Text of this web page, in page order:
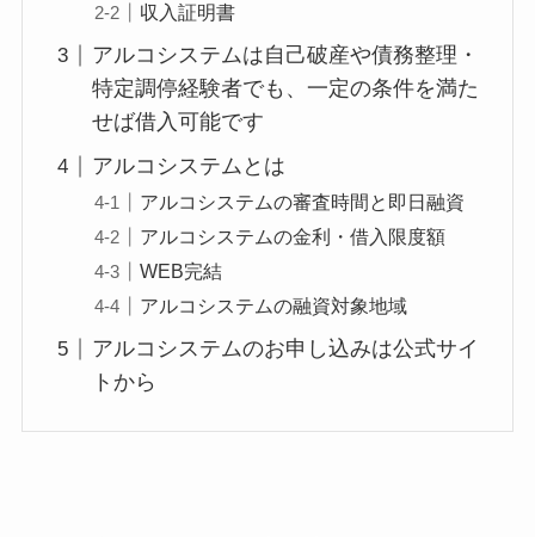
収入証明書
アルコシステムは自己破産や債務整理・
特定調停経験者でも、一定の条件を満た
せば借入可能です
アルコシステムとは
アルコシステムの審査時間と即日融資
アルコシステムの金利・借入限度額
WEB完結
アルコシステムの融資対象地域
アルコシステムのお申し込みは公式サイ
トから